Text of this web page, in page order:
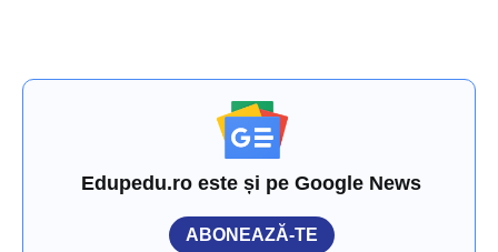
Edupedu.ro este și pe Google News
ABONEAZĂ-TE